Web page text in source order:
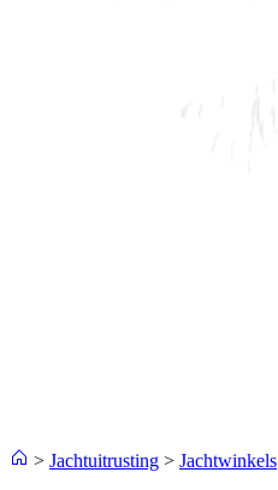
> Jachtuitrusting > Jachtwinkels